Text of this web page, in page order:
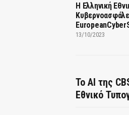
Η Ελληνική
13/10/2023
Το AI της
Εθνικό